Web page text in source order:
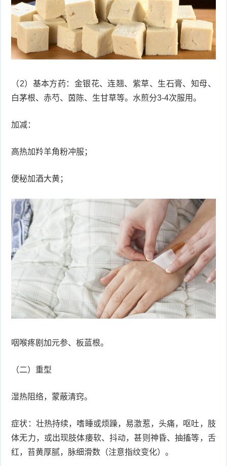
（2）基本方药：金银花、连翘、紫草、生石膏、知母、
白茅根、赤芍、茵陈、生甘草等。水煎分3-4次服用。
加减：
高热加羚羊角粉冲服；
便秘加酒大黄；
咽喉疼剧加元参、板蓝根。
（二）重型
湿热阻络，蒙蔽清窍。
症状：壮热持续，嗜睡或烦躁，易激惹，头痛，呕吐，肢
体无力，或出现肢体痿软、抖动，甚则神昏、抽搐等，舌
红，苔黄厚腻，脉细滑数（注意指纹变化）。